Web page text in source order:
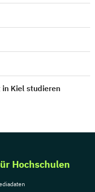
Kiel studieren
Hochschulen